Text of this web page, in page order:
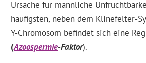
Ursache für männliche
häufigsten, neben dem Klinefelter-
Y-Chromosom befindet sich eine
(Azoospermie-Faktor).